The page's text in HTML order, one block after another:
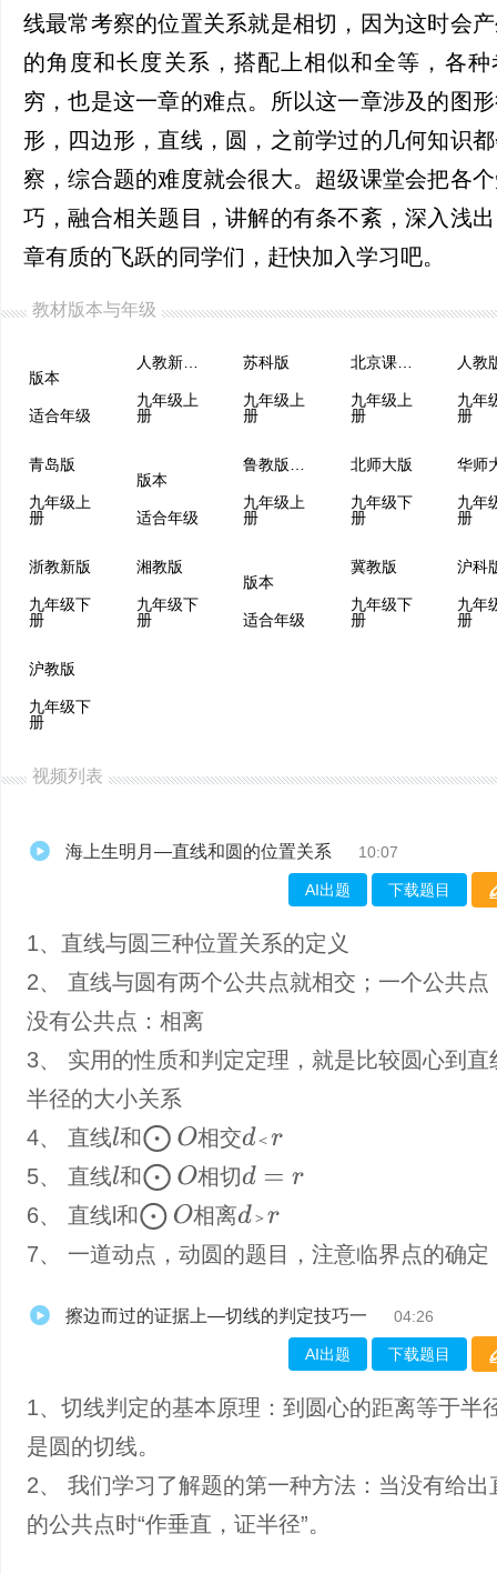
线最常考察的位置关系就是相切，因为这时会
的角度和长度关系，搭配上相似和全等，各
穷，也是这一章的难点。所以这一章涉及的图
形，四边形，直线，圆，之前学过的几何知识
察，综合题的难度就会很大。超级课堂会把各
巧，融合相关题目，讲解的有条不紊，深入浅
章有质的飞跃的同学们，赶快加入学习吧。
教材版本与年级
版本
适合年级
人教新课程
九年级上
册
苏科版
九年级上
册
北京课改版
九年级上
册
九年
册
青岛版
九年级上
册
版本
适合年级
九年级上
册
北师大版
九年级下
册
华师
九年
册
浙教新版
九年级下
册
湘教版
九年级下
册
版本
适合年级
冀教版
九年级下
册
沪科
九年
册
沪教版
九年级下
册
视频列表
海上生明月—直线和圆的位置关系 10:07
AI出题 下载题目
1、直线与圆三种位置关系的定义
2、 直线与圆有两个公共点就相交；一个公共点
没有公共点：相离
3、 实用的性质和判定定理，就是比较圆心到直
半径的大小关系
4、 直线l 和⨀O 相交 ＜
d＜r
5、 直线l 和⨀O 相切d= r
6、 直线l和⨀O 相离 ＞
d＞ r
7、 一道动点，动圆的题目，注意临界点的确定
擦边而过的证据上—切线的判定技巧一 04:26
AI出题 下载题目
1、​切线判定的基本原理：到圆心的距离等于半
是圆的切线。
2、 我们学习了解题的第一种方法：当没有给出
的公共点时“作垂直，证半径”。